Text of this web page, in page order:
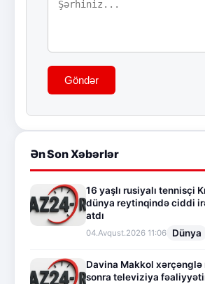
Göndər
Ən Son Xəbərlər
16 yaşlı rusiyalı tennisçi
dünya reytinqində ciddi
atdı
04.Avqust.2026 11:06 Dünya
Davina Makkol
sonra televiziya